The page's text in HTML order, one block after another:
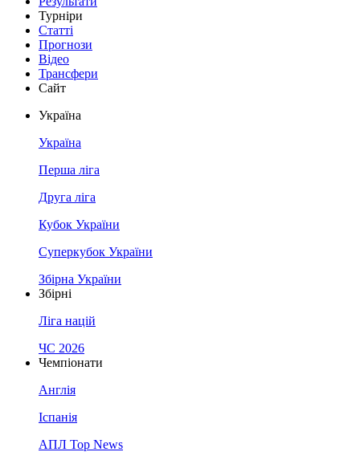
Турніри
Статті
Прогнози
Відео
Трансфери
Сайт
Україна
Україна
Перша ліга
Друга ліга
Кубок України
Суперкубок України
Збірна України
Збірні
Ліга націй
ЧС 2026
Чемпіонати
Англія
Іспанія
АПЛ Top News